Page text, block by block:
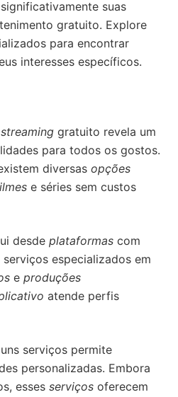
suas
gratuito. Explore
para encontrar
interesses específicos.
streaming gratuito revela um
para todos os gostos.
diversas opções
e séries sem custos
desde plataformas com
especializados em
e produções
atende perfis
serviços permite
personalizadas. Embora
esses serviços oferecem